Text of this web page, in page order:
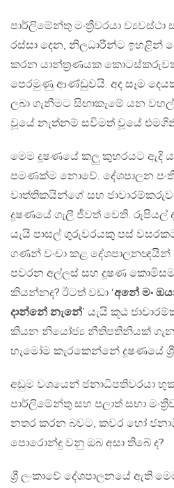
පාර්ලිමේන්තු මංත්‍රීවරයා
රස්සා දෙන, නිලධාරීන්ට ඉහළින්
කරන යාන්ත්‍රණයක
පෙරමුණු ආණ්ඩුවයි. අද සෑම
ලබා ගැනීමට සිඟාකෑමේ යන
වූයේ නැත්නම් සවිමත් වූයේ
මෙම දූෂණයේ කලු කුහරයට ඇදි
පමණක්ම නොවේ. දේශපාලන
වෘත්තිකයින්ගේ සහ
දූෂණයේ ගැලී ජීවත් වෙති. රුපියල්
යැයි පාසල් ගුරුවරයකු පස්
ගණන් වංචා කළ
පවරන අල්ලස් සහ දූෂණ
කියන්නද? ඊටත් වඩා ‘අනේ මං
දාන්නේ නැනේ’ යැයි කූඨ
කියන නියෝජ්‍ය නීතිපතිනියක්
හැමෝම කැරකෙන්නේ දූෂණයේ
අඩුම වශයෙන් ජනාධිපතිවරයා
පාර්ලිමේන්තු සහ පලාත් සභා
නතර කරන බවට, කවර හෝ
පොරොන්දු වනු ඔබ අසා තිබේ ද?
ශ්‍රී ලංකාවේ දේශපාලනයේ ඇති